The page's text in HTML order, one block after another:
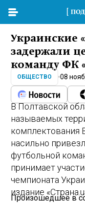
Украинские
задержали
команду ФК
ОБЩЕСТВО 08
В Полтавской
называемых
комплектования
насильно
футбольной
принимает
чемпионата
издание
Произошедшее в